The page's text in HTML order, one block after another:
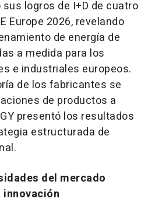
sus logros de I+D de cuatro
Europe 2026, revelando
de energía de
a medida para los
e industriales europeos.
de los fabricantes se
de productos a
presentó los resultados
estructurada de
del mercado
innovación